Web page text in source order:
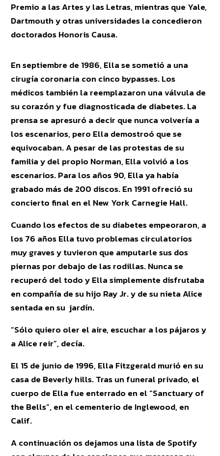
Premio a las Artes y las Letras, mientras que Yale,
Dartmouth y otras universidades la concedieron
doctorados Honoris Causa.
En septiembre de 1986, Ella se sometió a una
cirugía coronaria con cinco bypasses. Los
médicos también la reemplazaron una válvula de
su corazón y fue diagnosticada de diabetes. La
prensa se apresuró a decir que nunca volvería a
los escenarios, pero Ella demostroó que se
equivocaban. A pesar de las protestas de su
familia y del propio Norman, Ella volvió a los
escenarios. Para los años 90, Ella ya había
grabado más de 200 discos. En 1991 ofreció su
concierto final en el New York Carnegie Hall.
Cuando los efectos de su diabetes empeoraron, a
los 76 años Ella tuvo problemas circulatorios
muy graves y tuvieron que amputarle sus dos
piernas por debajo de las rodillas. Nunca se
recuperó del todo y Ella simplemente disfrutaba
en compañía de su hijo Ray Jr. y de su nieta Alice
sentada en su jardín.
“Sólo quiero oler el aire, escuchar a los pájaros y
a Alice reir”, decía.
El 15 de junio de 1996, Ella Fitzgerald murió en su
casa de Beverly hills. Tras un funeral privado, el
cuerpo de Ella fue enterrado en el “Sanctuary of
the Bells”, en el cementerio de Inglewood, en
Calif.
A continuación os dejamos una lista de Spotify